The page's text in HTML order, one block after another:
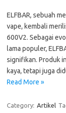
ELFBAR, sebuah
vape, kembali
600V2. Sebagai
lama populer,
signifikan. Produk
kaya, tetapi juga
Read More »
Category: Artikel